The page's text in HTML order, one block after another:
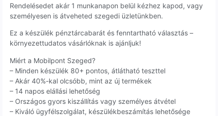
Rendelésedet akár 1 munkanapon belül kézhez kapod, vagy
személyesen is átveheted szegedi üzletünkben.
Ez a készülék pénztárcabarát és fenntartható választás –
környezettudatos vásárlóknak is ajánljuk!
Miért a Mobilpont Szeged?
– Minden készülék 80+ pontos, átlátható teszttel
– Akár 40%-kal olcsóbb, mint az új termékek
– 14 napos elállási lehetőség
– Országos gyors kiszállítás vagy személyes átvétel
– Kiváló ügyfélszolgálat, készülékbeszámítás lehetősége